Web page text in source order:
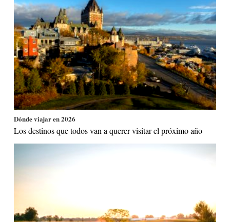
Dónde viajar en 2026
Los destinos que todos van a querer visitar el próximo año